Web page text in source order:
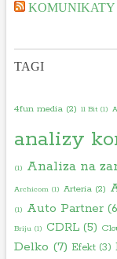
KOMUNIKATY
TAGI
4fun media(2) 11 Bit(1)
analizy
(1) Analiza na
Archicom(1) Arteria(2)
(1) Auto Partner
Briju(1) CDRL(5)
Delko (7) Efekt(3)